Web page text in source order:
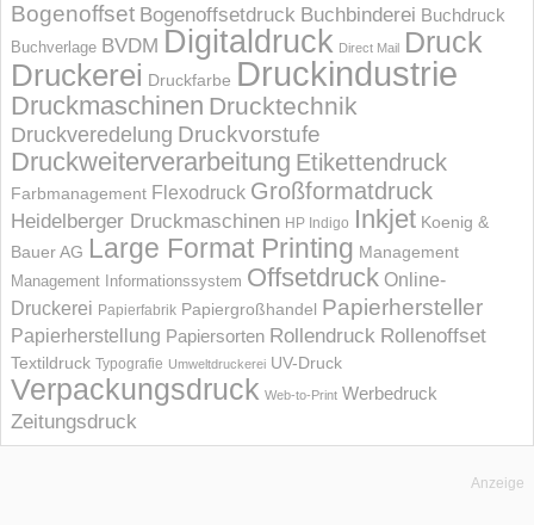
Bogenoffset Bogenoffsetdruck Buchbinderei Buchdruck
Buchverlage BVDM Digitaldruck Direct Mail Druck
Druckerei Druckfarbe Druckindustrie
Druckmaschinen Drucktechnik
Druckveredelung Druckvorstufe
Druckweiterverarbeitung Etikettendruck
Farbmanagement Flexodruck Großformatdruck
Heidelberger Druckmaschinen HP Indigo Inkjet Koenig &
Bauer AG Large Format Printing Management
Management Informations­system Offsetdruck Online-
Druckerei Papierfabrik Papiergroßhandel Papierhersteller
Papierherstellung Papiersorten Rollendruck Rollenoffset
Textildruck Typografie Umweltdruckerei UV-Druck
Verpackungsdruck Web-to-Print Werbedruck
Zeitungsdruck
Anzeige